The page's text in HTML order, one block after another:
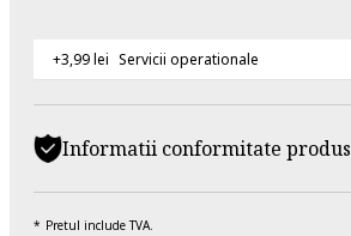
+3,99 lei Servicii operationale
Informatii conformitate produs
Pretul include TVA.